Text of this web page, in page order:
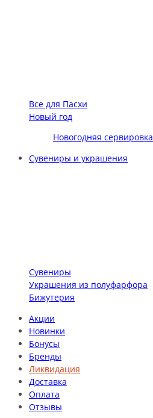
Все для Пасхи
Новый год
Новогодняя сервировка
Сувениры и украшения
Сувениры
Украшения из полуфарфора
Бижутерия
Акции
Новинки
Бонусы
Бренды
Ликвидация
Доставка
Оплата
Отзывы